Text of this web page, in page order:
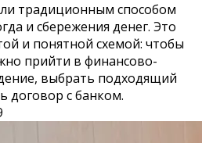
традиционным способом
и сбережения денег. Это
и понятной схемой: чтобы
прийти в финансово-
выбрать подходящий
договор с банком.